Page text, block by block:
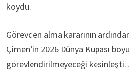
koydu.
Görevden alma kararının
Çimen’in 2026 Dünya Kupası
görevlendirilmeyeceği kesinleşti.